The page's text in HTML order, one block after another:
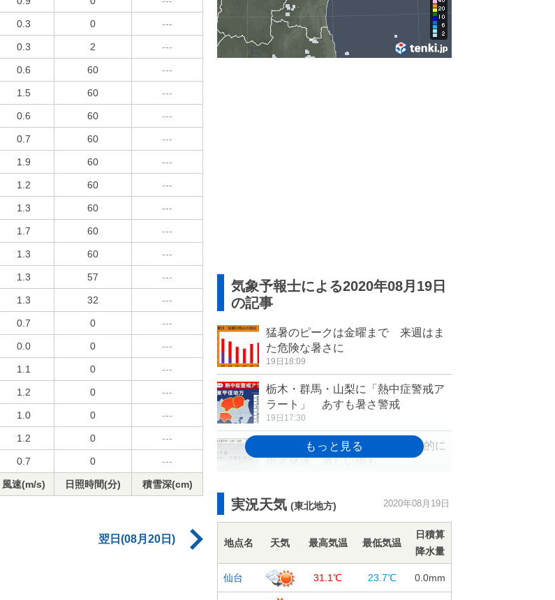
0.3 0 ---
0.3 2 ---
0.6 60 ---
1.5 60 ---
0.6 60 ---
0.7 60 ---
1.9 60 ---
1.2 60 ---
1.3 60 ---
1.7 60 ---
1.3 60 ---
1.3 57 ---
1.3 32 ---
0.7 0 ---
0.0 0 ---
1.1 0 ---
1.2 0 ---
1.0 0 ---
1.2 0 ---
0.7 0 ---
風速(m/s) 日照時間(分) 積雪深(cm)
翌日(08月20日)
気象予報士による2020年08月19日
の記事
猛暑のピークは金曜まで 来週はま
た危険な暑さに
19日18:09
栃木・群馬・山梨に「熱中症警戒ア
ラート」 あすも暑さ警戒
19日17:30
20日も猛暑日続出 午後は局地的に
雨雲発達 激しい雨も
東北 危険な暑さ拡大 20日は約3
熱中症搬送者数 前の週から約2倍に
増加
19日11:37
実況天気 (東北地方) 2020年08月19日
地点名 天気 最高気温 最低気温
日積算
降水量
仙台 31.1℃ 23.7℃ 0.0mm